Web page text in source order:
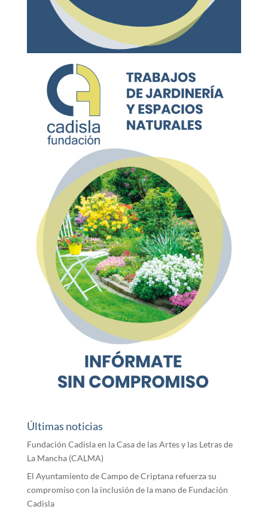
Últimas noticias
Fundación Cadisla en la Casa de las Artes y las Letras de
La Mancha (CALMA)
El Ayuntamiento de Campo de Criptana refuerza su
compromiso con la inclusión de la mano de Fundación
Cadisla